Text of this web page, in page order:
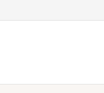
Inhalt